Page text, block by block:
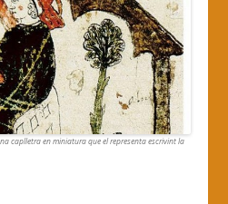
caplletra en miniatura que el representa escrivint la